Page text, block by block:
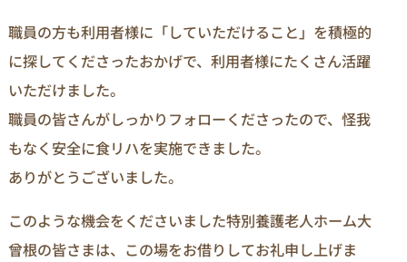
職員の方も利用者様に「していただけること」を積極的
に探してくださったおかげで、利用者様にたくさん活躍
いただけました。
職員の皆さんがしっかりフォローくださったので、怪我
もなく安全に食リハを実施できました。
ありがとうございました。
このような機会をくださいました特別養護老人ホーム大
曾根の皆さまは、この場をお借りしてお礼申し上げま